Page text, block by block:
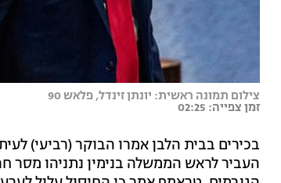
צילום תמונה ראשית: יונתן זינדל, פלאש 90
זמן צפייה: 02:25
בכירים בבית הלבן אמרו הבוקר (רביעי)
העביר לראש הממשלה בנימין נתניהו מסר